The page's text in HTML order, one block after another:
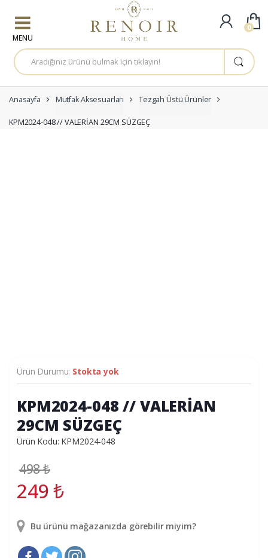
A
r
a
a
:
Anasayfa Mutfak Aksesuarları Tezgah Üstü Ürünler
KPM2024-048 // VALERİAN 29CM SÜZGEÇ
Ürün Durumu: Stokta yok
KPM2024-048 // VALERİAN
29CM SÜZGEÇ
Ürün Kodu: KPM2024-048
498₺
249₺
Bu ürünü mağazanızda görebilir miyim?
0